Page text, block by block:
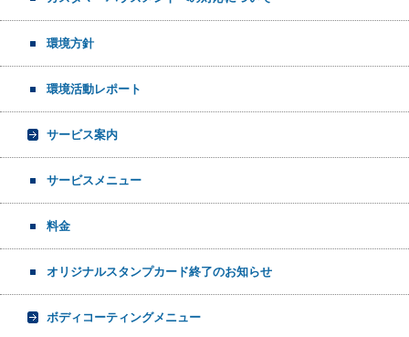
環境方針
環境活動レポート
サービス案内
サービスメニュー
料金
オリジナルスタンプカード終了のお知らせ
ボディコーティングメニュー